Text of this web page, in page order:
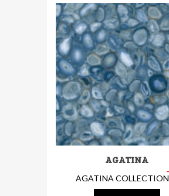
AGATINA
AGATINA COLLECTION